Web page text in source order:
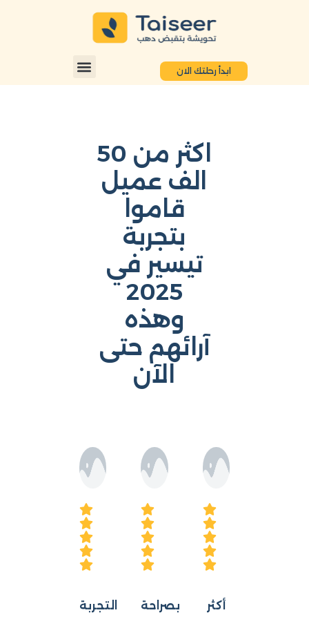
ابدأ رحلتك الان
اكثر من 50
الف عميل
قاموا
بتجربة
تيسير في
2025
وهذه
آرائهم حتى
الآن
التجربة بصراحة أكثر